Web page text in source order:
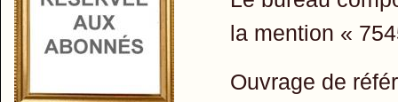
la mention «
Ouvrage de